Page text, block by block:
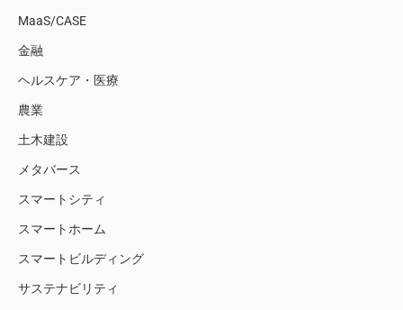
MaaS/CASE
金融
ヘルスケア・医療
農業
土木建設
メタバース
スマートシティ
スマートホーム
スマートビルディング
サステナビリティ